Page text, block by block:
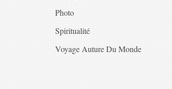
Photo
Spiritualité
Voyage Auture Du Monde